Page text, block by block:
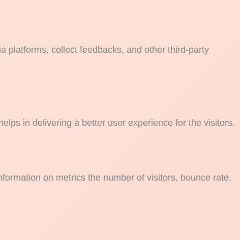
platforms, collect feedbacks, and other third-party
in delivering a better user experience for the visitors.
on metrics the number of visitors, bounce rate,